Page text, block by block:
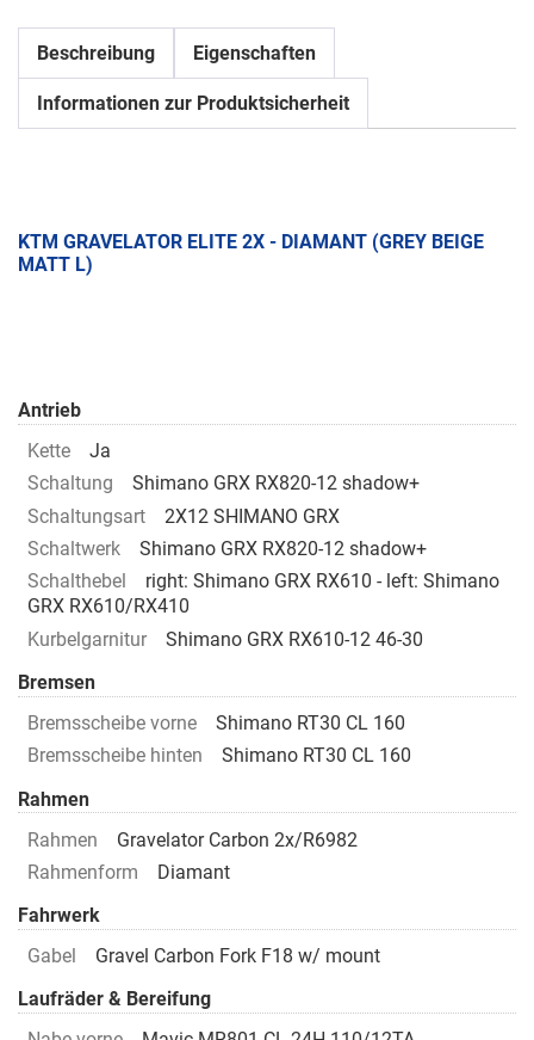
Beschreibung Eigenschaften
Informationen zur Produktsicherheit
KTM GRAVELATOR ELITE 2X - DIAMANT (GREY BEIGE
MATT L)
Antrieb
Kette
Ja
Schaltung
Shimano GRX RX820-12 shadow+
Schaltungsart
2X12 SHIMANO GRX
Schaltwerk
Shimano GRX RX820-12 shadow+
Schalthebel
right: Shimano GRX RX610 - left: Shimano
GRX RX610/RX410
Kurbelgarnitur
Shimano GRX RX610-12 46-30
Bremsen
Bremsscheibe vorne
Shimano RT30 CL 160
Bremsscheibe hinten
Shimano RT30 CL 160
Rahmen
Rahmen
Gravelator Carbon 2x/R6982
Rahmenform
Diamant
Fahrwerk
Gabel
Gravel Carbon Fork F18 w/ mount
Laufräder & Bereifung